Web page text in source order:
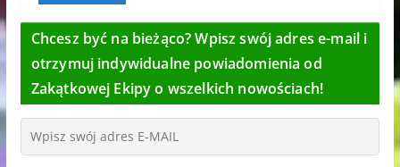
Chcesz być na bieżąco? Wpisz swój adres e-mail i
otrzymuj indywidualne powiadomienia od
Zakątkowej Ekipy o wszelkich nowościach!